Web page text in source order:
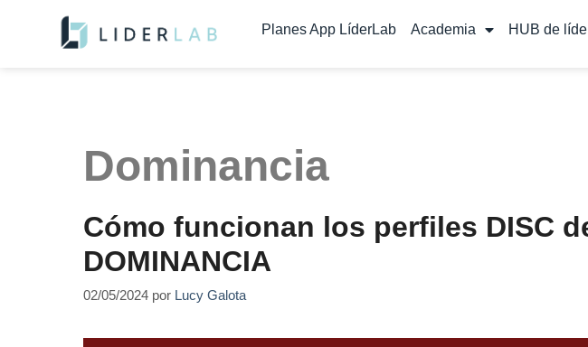
contenido
Planes App LíderLab Academia HUB de
Dominancia
Cómo funcionan los perfiles DISC
DOMINANCIA
02/05/2024 por Lucy Galota